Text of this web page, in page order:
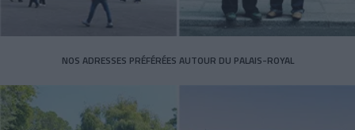
NOS ADRESSES PRÉFÉRÉES AUTOUR DU PALAIS-ROYAL